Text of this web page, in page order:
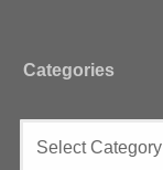
Categories